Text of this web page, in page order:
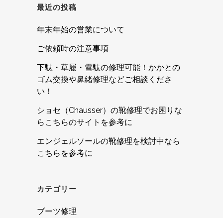
最近の投稿
年末年始の営業について
ご依頼時の注意事項
下駄・草履・雪駄の修理可能！かかとの
ゴム交換や鼻緒修理などご相談くださ
い！
ショセ（Chausser）の靴修理でお困りな
らこちらのサイトを参考に
エンジェルソールの靴修理を検討中なら
こちらを参考に
カテゴリー
ブーツ修理